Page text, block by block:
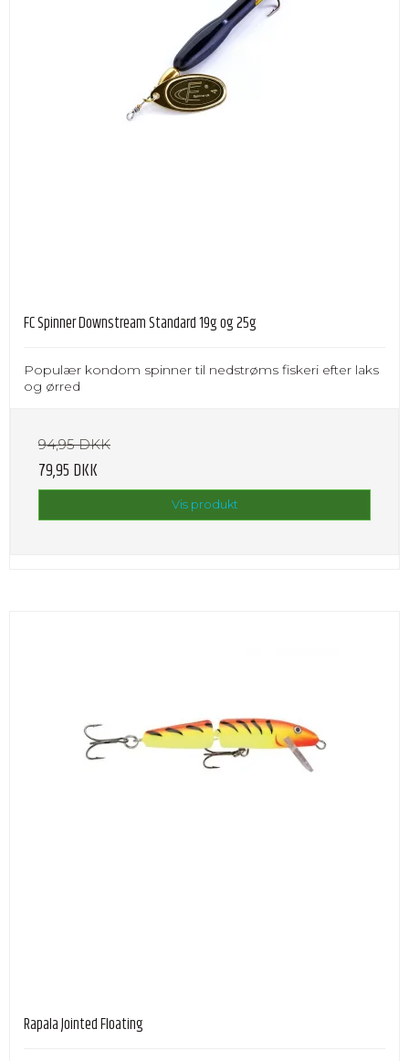
FC Spinner Downstream Standard 19g og 25g
Populær kondom spinner til nedstrøms fiskeri efter laks
og ørred
94,95 DKK
79,95 DKK
Vis produkt
Rapala Jointed Floating